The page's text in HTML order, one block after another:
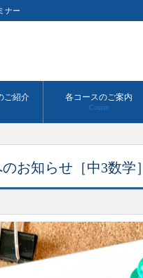
ナー
ご紹介 各コースのご案内
Course
お知らせ［中3数学］